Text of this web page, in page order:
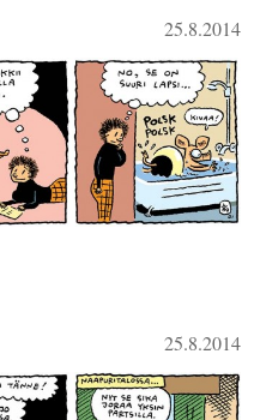
25.8.2014
25.8.2014